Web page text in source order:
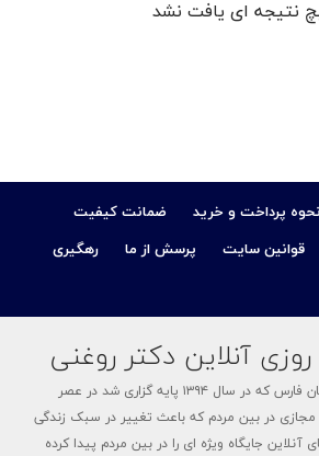
نتیجه ای یافت نشد
نحوه پرداخت و خرید
ضمانت کیفیت
قوانین سایت پرسش از ما
رهگیری
روزی آنلاین دکتر روغنی
اولین داروخانه اینترنتی استان فارس که در سال ۱۳۹۴ پایه گزاری شد در عصر
در بین مردم که باعث تغییر در سبک زندگی
جایگاه ویژه ای را در بین مردم پیدا کرده